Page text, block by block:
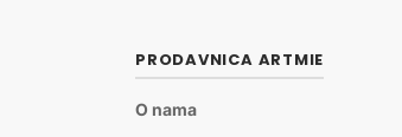
PRODAVNICA ARTMIE
O nama